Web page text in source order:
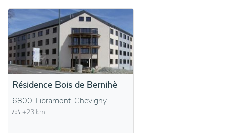
Résidence Bois de Bernihè
6800-Libramont-Chevigny
+23 km